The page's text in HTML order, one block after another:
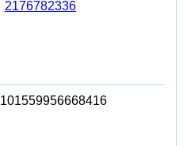
2176782336
101559956668416